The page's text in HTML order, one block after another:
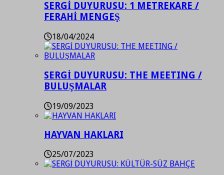
SERGİ DUYURUSU: 1 METREKARE /
FERAHİ MENGEŞ
18/04/2024
SERGİ DUYURUSU: THE MEETING /
BULUŞMALAR
19/09/2023
HAYVAN HAKLARI
25/07/2023